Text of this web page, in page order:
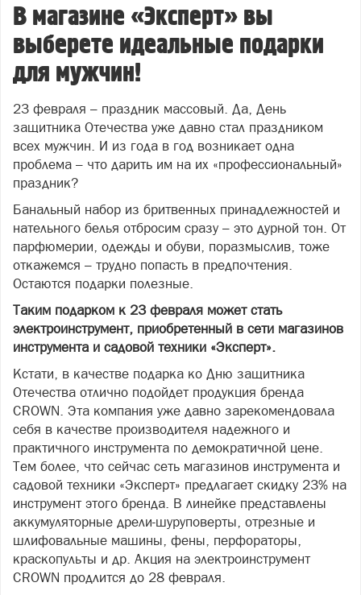
В магазине «Эксперт» вы
выберете идеальные подарки
для мужчин!
23 февраля – праздник массовый. Да, День
защитника Отечества уже давно стал праздником
всех мужчин. И из года в год возникает одна
проблема – что дарить им на их «профессиональный»
праздник?
Банальный набор из бритвенных принадлежностей и
нательного белья отбросим сразу – это дурной тон. От
парфюмерии, одежды и обуви, поразмыслив, тоже
откажемся – трудно попасть в предпочтения.
Остаются подарки полезные.
Таким подарком к 23 февраля может стать
электроинструмент, приобретенный в сети магазинов
инструмента и садовой техники «Эксперт».
Кстати, в качестве подарка ко Дню защитника
Отечества отлично подойдет продукция бренда
CROWN. Эта компания уже давно зарекомендовала
себя в качестве производителя надежного и
практичного инструмента по демократичной цене.
Тем более, что сейчас сеть магазинов инструмента и
садовой техники «Эксперт» предлагает скидку 23% на
инструмент этого бренда. В линейке представлены
аккумуляторные дрели-шуруповерты, отрезные и
шлифовальные машины, фены, перфораторы,
краскопульты и др. Акция на электроинструмент
CROWN продлится до 28 февраля.